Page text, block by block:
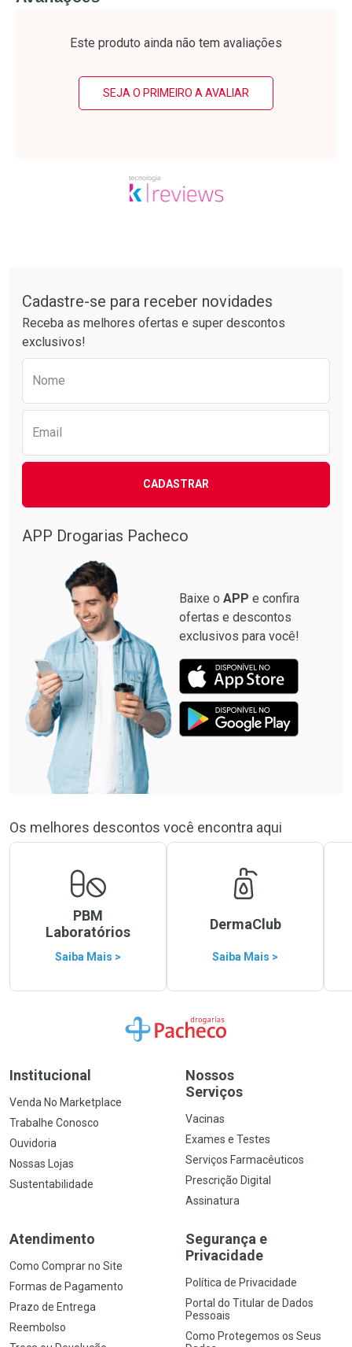
Laboratório
Por R$ 74,99/cada
Por Menos Laboratório
Por R$ 21,86/cada
Por Menos
Este produto ainda não tem avaliações
SEJA O PRIMEIRO A AVALIAR
Cadastre-se para receber novidades
Receba as melhores ofertas e super descontos
exclusivos!
Nome
Email
CADASTRAR
APP Drogarias Pacheco
Baixe o APP e confira
ofertas e descontos
exclusivos para você!
Os melhores descontos você encontra aqui
PBM
Laboratórios
Saiba Mais >
DermaClub
Saiba Mais >
Ir para a Home
Institucional
Venda No Marketplace
Trabalhe Conosco
Ouvidoria
Nossas Lojas
Sustentabilidade
Nossos
Serviços
Vacinas
Exames e Testes
Serviços Farmacêuticos
Prescrição Digital
Assinatura
Atendimento
Como Comprar no Site
Formas de Pagamento
Prazo de Entrega
Reembolso
Segurança e
Privacidade
Política de Privacidade
Portal do Titular de Dados
Pessoais
Como Protegemos os Seus